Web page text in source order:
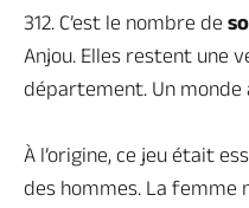
312. C’est le nombre de
Anjou. Elles restent une
département. Un monde
À l’origine, ce jeu était
des hommes. La femme